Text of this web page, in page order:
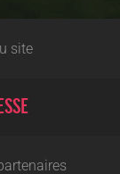
site